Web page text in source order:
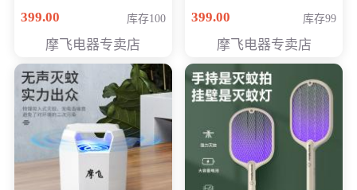
员专享价268元
399.00 库存100
摩飞电器专卖店
元
399.00 库存99
摩飞电器专卖店